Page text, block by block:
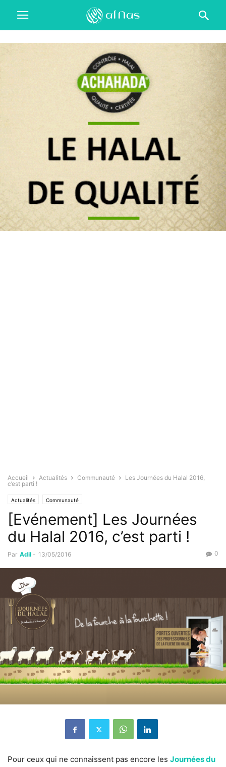
Accueil Actualités Communauté
Les Journées du Halal 2016,
c’est parti !
Actualités Communauté
[Evénement] Les Journées
du Halal 2016, c’est parti !
Par Adil - 13/05/2016 0
Pour ceux qui ne connaissent pas encore les Journées du